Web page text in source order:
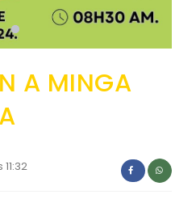
- PAC
- POA
Y REPORTES
A MINGA